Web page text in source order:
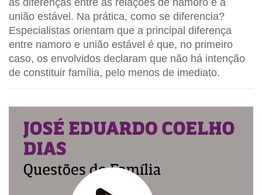
as diferenças entre as relações de namoro e a
união estável. Na prática, como se diferencia?
Especialistas orientam que a principal diferença
entre namoro e união estável é que, no primeiro
caso, os envolvidos declaram que não há intenção
de constituir família, pelo menos de imediato.